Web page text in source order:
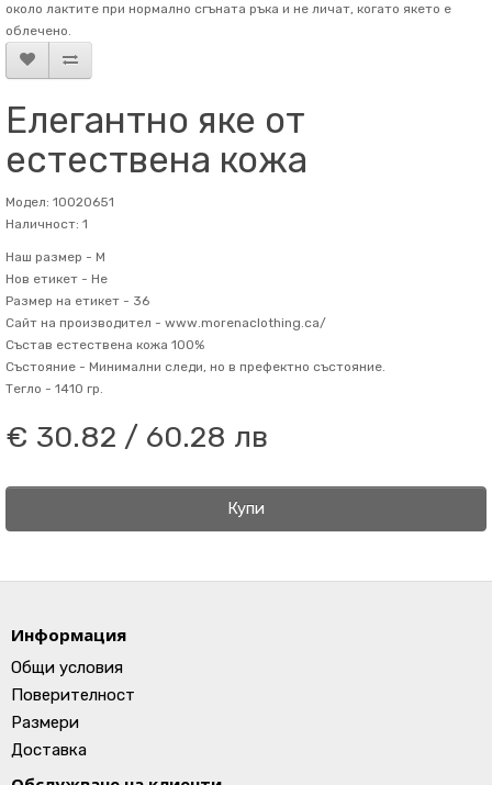
около лактите при нормално сгъната ръка и не личат, когато якето е
облечено.
Елегантно яке от
естествена кожа
Модел: 10020651
Наличност: 1
Наш размер - M
Нов етикет - Не
Размер на етикет - 36
Сайт на производител - www.morenaclothing.ca/
Състав естествена кожа 100%
Състояние - Минимални следи, но в префектно състояние.
Тегло - 1410 гр.
€ 30.82 / 60.28 лв
Купи
Информация
Общи условия
Поверителност
Размери
Доставка